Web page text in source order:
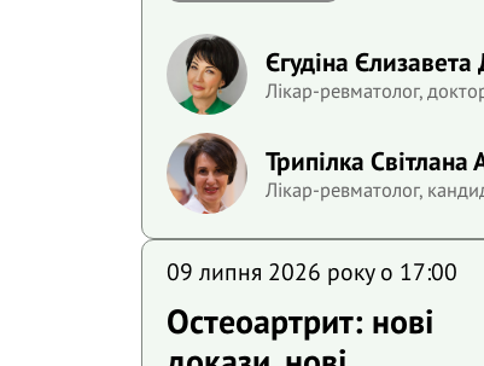
Єгудіна
Лікар-ревматолог,
Трипілка Світлана
Лікар-ревматолог,
09 липня 2026 року o 17:00
Остеоартрит: нові